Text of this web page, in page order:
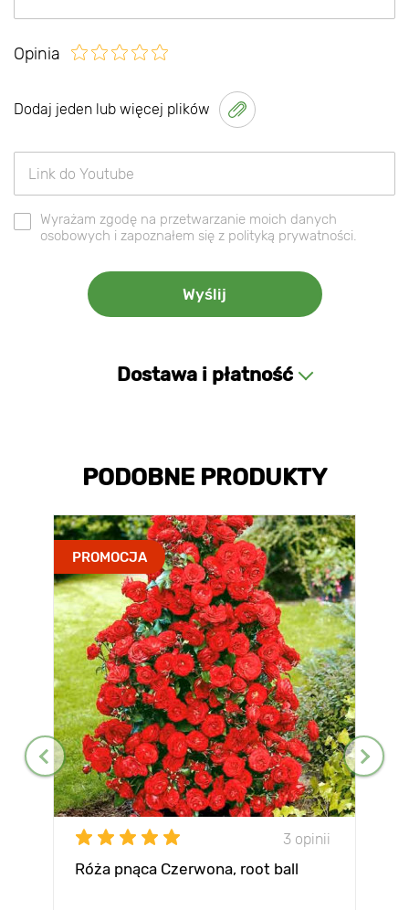
Opinia
Dodaj jeden lub więcej plików
Wyrażam zgodę na przetwarzanie moich danych
osobowych i zapoznałem się z polityką prywatności.
Dostawa i płatność
PODOBNE PRODUKTY
PROMOCJA
3 opinii
Róża pnąca Czerwona, root ball